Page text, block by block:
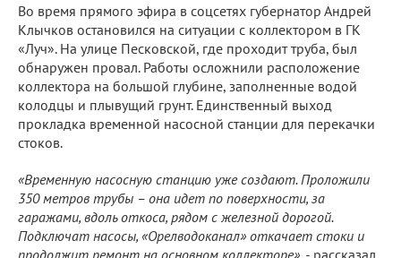
Во время прямого эфира в соцсетях губернатор Андрей
Клычков остановился на ситуации с коллектором в ГК
«Луч». На улице Песковской, где проходит труба, был
обнаружен провал. Работы осложнили расположение
коллектора на большой глубине, заполненные водой
колодцы и плывущий грунт. Единственный выход
прокладка временной насосной станции для перекачки
стоков.
«Временную насосную станцию уже создают. Проложили
350 метров трубы – она идет по поверхности, за
гаражами, вдоль откоса, рядом с железной дорогой.
Подключат насосы, «Орелводоканал» откачает стоки и
продолжит ремонт на основном коллекторе», - рассказал